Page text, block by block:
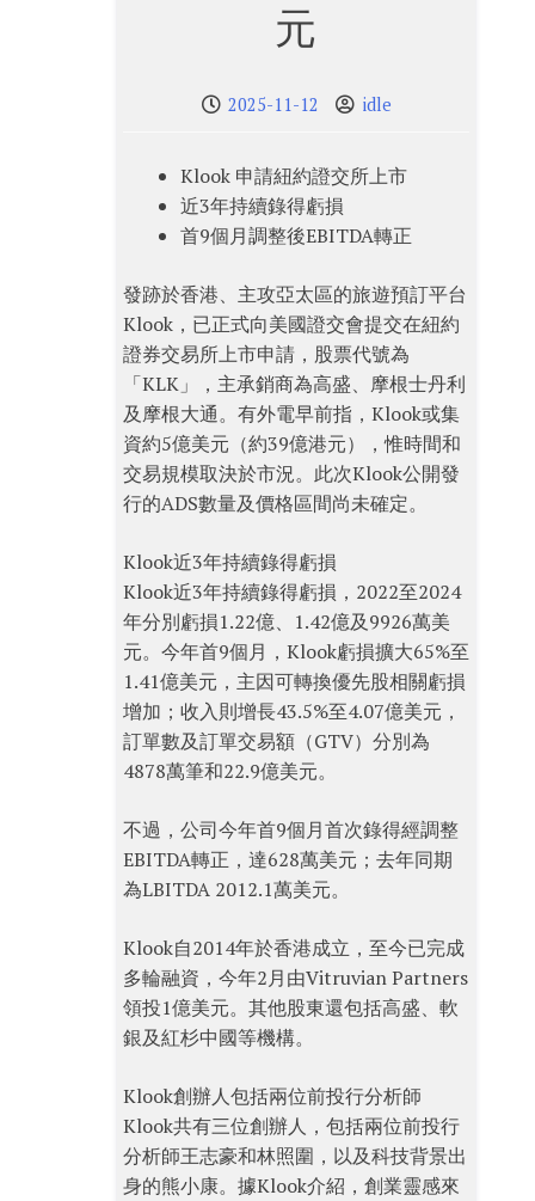
元
2025-11-12 idle
Klook 申請紐約證交所上市
近3年持續錄得虧損
首9個月調整後EBITDA轉正
發跡於香港、主攻亞太區的旅遊預訂平台
Klook，已正式向美國證交會提交在紐約
證券交易所上市申請，股票代號為
「KLK」，主承銷商為高盛、摩根士丹利
及摩根大通。有外電早前指，Klook或集
資約5億美元（約39億港元），惟時間和
交易規模取決於市況。此次Klook公開發
行的ADS數量及價格區間尚未確定。
Klook近3年持續錄得虧損
Klook近3年持續錄得虧損，2022至2024
年分別虧損1.22億、1.42億及9926萬美
元。今年首9個月，Klook虧損擴大65%至
1.41億美元，主因可轉換優先股相關虧損
增加；收入則增長43.5%至4.07億美元，
訂單數及訂單交易額（GTV）分別為
4878萬筆和22.9億美元。
不過，公司今年首9個月首次錄得經調整
EBITDA轉正，達628萬美元；去年同期
為LBITDA 2012.1萬美元。
Klook自2014年於香港成立，至今已完成
多輪融資，今年2月由Vitruvian Partners
領投1億美元。其他股東還包括高盛、軟
銀及紅杉中國等機構。
Klook創辦人包括兩位前投行分析師
Klook共有三位創辦人，包括兩位前投行
分析師王志豪和林照圍，以及科技背景出
身的熊小康。據Klook介紹，創業靈感來